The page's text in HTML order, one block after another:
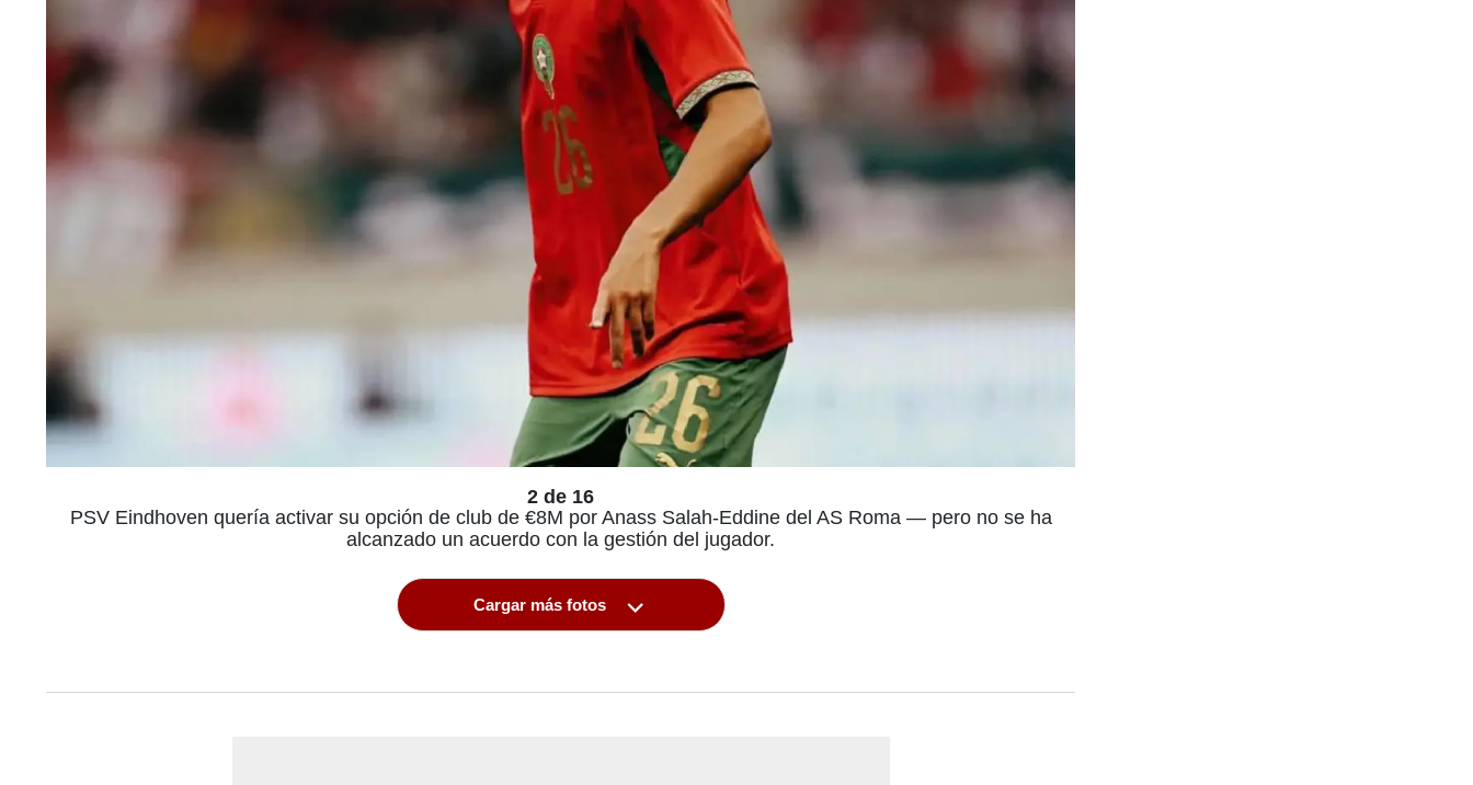
2 de 16
PSV Eindhoven quería activar su opción de club de €8M por Anass Salah-Eddine del AS Roma — pero no se ha
alcanzado un acuerdo con la gestión del jugador.
Cargar más fotos